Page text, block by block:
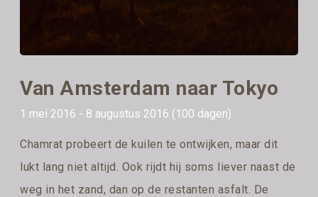
Van Amsterdam naar Tokyo
1 mei 2016 - 8 augustus 2016 (100 dagen)
Chamrat probeert de kuilen te ontwijken, maar dit
lukt lang niet altijd. Ook rijdt hij soms liever naast de
weg in het zand, dan op de restanten asfalt. De